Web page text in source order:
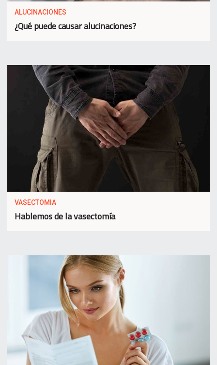
ALUCINACIONES
¿Qué puede causar alucinaciones?
VASECTOMIA
Hablemos de la vasectomía